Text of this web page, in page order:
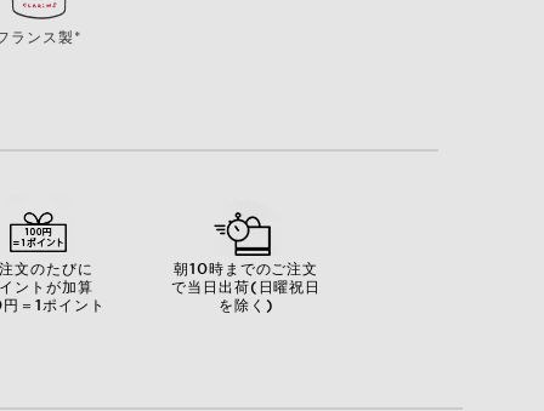
ランス製*
文のたびに
ントが加算
＝1ポイント
朝10時までのご注文
で当日出荷(日曜祝日
を除く)